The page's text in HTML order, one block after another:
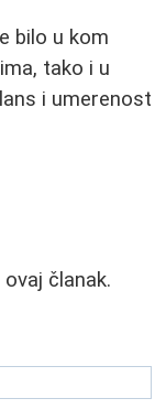
bilo u kom
tako i u
i umerenost
članak.